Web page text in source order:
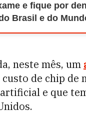
e fique por
Brasil e do
neste mês, um
de chip de
e que